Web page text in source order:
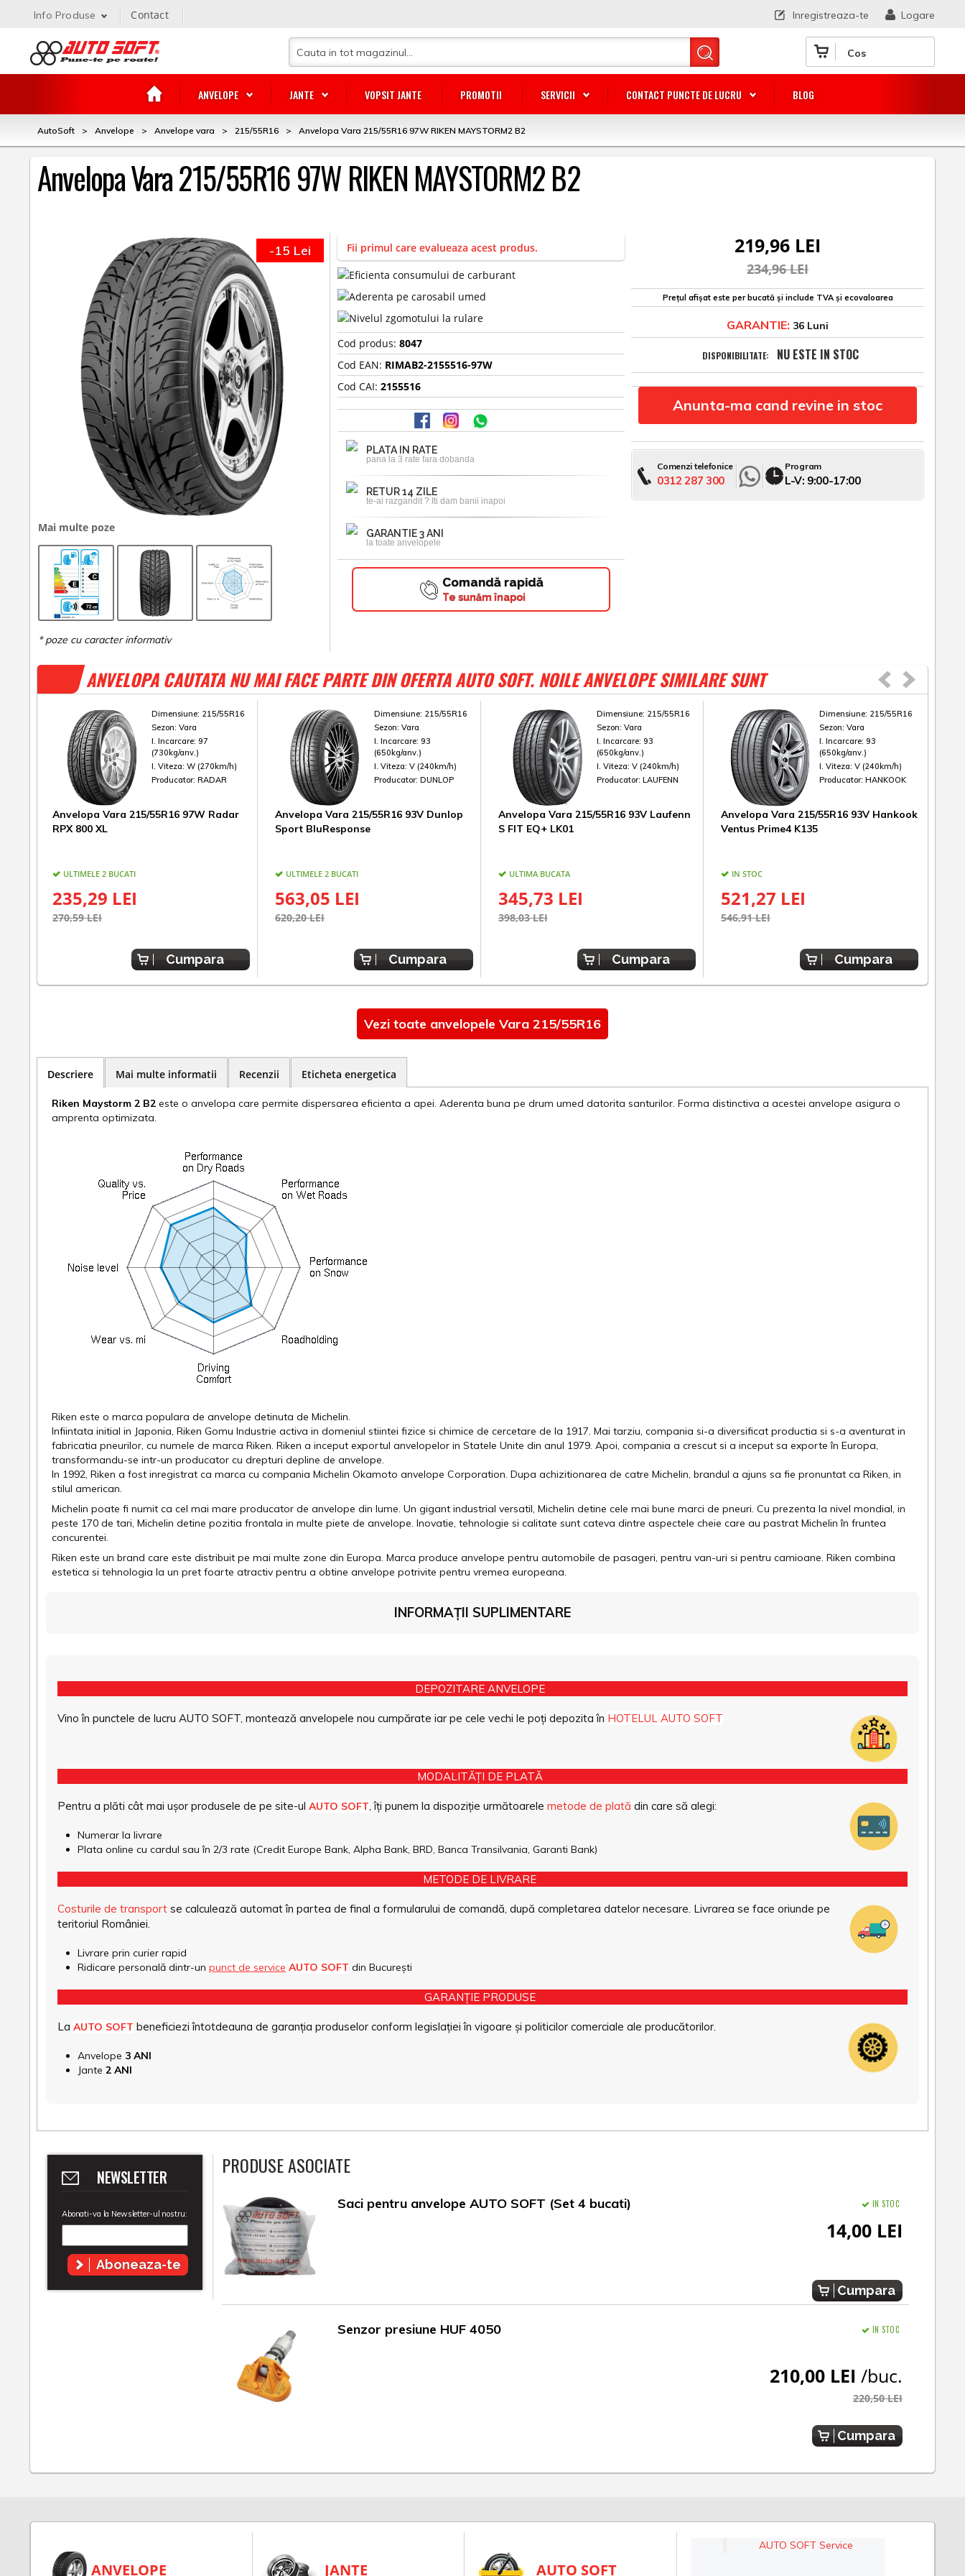
Cos
ANVELOPE JANTE VOPSIT JANTE PROMOTII SERVICII CONTACT PUNCTE DE LUCRU BLOG
Logare
Inregistreaza-te
Info Produse Contact
AutoSoft > Anvelope > Anvelope vara > 215/55R16 > Anvelopa Vara 215/55R16 97W RIKEN MAYSTORM2 B2
Anvelopa Vara 215/55R16 97W RIKEN MAYSTORM2 B2
Mai multe poze
-15 Lei Fii primul care evalueaza acest produs.
Cod produs:8047
Cod EAN: RIMAB2-2155516-97W
Cod CAI:2155516
PLATA IN RATE
pana la 3 rate fara dobanda
RETUR 14 ZILE
te-ai razgandit ? Iti dam banii inapoi
GARANTIE 3 ANI
la toate anvelopele
Comandă rapidă
Te sunăm înapoi
219,96 LEI
234,96 LEI
Prețul afișat este per bucată și include TVA și ecovaloarea
GARANTIE: 36 Luni
DISPONIBILITATE: NU ESTE IN STOC
Anunta-ma cand revine in stoc
Comenzi telefonice
0312 287 300
Program
L-V: 9:00-17:00
ANVELOPA CAUTATA NU MAI FACE PARTE DIN OFERTA AUTO SOFT. NOILE ANVELOPE SIMILARE SUNT
Dimensiune: 215/55R16
Sezon: Vara
I. Incarcare: 97
(730kg/anv.)
I. Viteza: W (270km/h)
Producator: RADAR
Anvelopa Vara 215/55R16 97W Radar
RPX 800 XL
ULTIMELE 2 BUCATI
235,29 LEI
270,59 LEI
Cumpara
Dimensiune: 215/55R16
Sezon: Vara
I. Incarcare: 93
(650kg/anv.)
I. Viteza: V (240km/h)
Producator: DUNLOP
Anvelopa Vara 215/55R16 93V Dunlop
Sport BluResponse
ULTIMELE 2 BUCATI
563,05 LEI
620,20 LEI
Cumpara
Dimensiune: 215/55R16
Sezon:Vara
I. Incarcare:93
(650kg/anv.)
I. Viteza:V (240km/h)
Producator:LAUFENN
Anvelopa Vara 215/55R16 93V Laufenn
S FIT EQ+ LK01
ULTIMA BUCATA
345,73 LEI
398,03 LEI
Cumpara
Dimensiune: 215/55R16
Sezon:Vara
I. Incarcare:93
(650kg/anv.)
I. Viteza:V (240km/h)
Producator:HANKOOK
Anvelopa Vara 215/55R16 93V Hankook
Ventus Prime4 K135
IN STOC
521,27 LEI
546,91 LEI
Cumpara
Vezi toate anvelopele Vara 215/55R16
Descriere Mai multe informatii Recenzii Eticheta energetica
Riken Maystorm 2 B2 este o anvelopa care permite dispersarea eficienta a apei. Aderenta buna pe drum umed datorita santurilor. Forma distinctiva a acestei anvelope asigura o
amprenta optimizata.
Riken este o marca populara de anvelope detinuta de Michelin.
Infiintata initial in Japonia, Riken Gomu Industrie activa in domeniul stiintei fizice si chimice de cercetare de la 1917. Mai tarziu, compania si-a diversificat productia si s-a aventurat in
fabricatia pneurilor, cu numele de marca Riken. Riken a inceput exportul anvelopelor in Statele Unite din anul 1979. Apoi, compania a crescut si a inceput sa exporte în Europa,
transformandu-se intr-un producator cu drepturi depline de anvelope.
In 1992, Riken a fost inregistrat ca marca cu compania Michelin Okamoto anvelope Corporation. Dupa achizitionarea de catre Michelin, brandul a ajuns sa fie pronuntat ca Riken, in
stilul american.
Michelin poate fi numit ca cel mai mare producator de anvelope din lume. Un gigant industrial versatil, Michelin detine cele mai bune marci de pneuri. Cu prezenta la nivel mondial, in
peste 170 de tari, Michelin detine pozitia frontala in multe piete de anvelope. Inovatie, tehnologie si calitate sunt cateva dintre aspectele cheie care au pastrat Michelin în fruntea
concurentei.
Riken este un brand care este distribuit pe mai multe zone din Europa. Marca produce anvelope pentru automobile de pasageri, pentru van-uri si pentru camioane. Riken combina
estetica si tehnologia la un pret foarte atractiv pentru a obtine anvelope potrivite pentru vremea europeana.
INFORMAȚII SUPLIMENTARE
DEPOZITARE ANVELOPE
Vino în punctele de lucru AUTO SOFT, montează anvelopele nou cumpărate iar pe cele vechi le poți depozita în HOTELUL AUTO SOFT
MODALITĂȚI DE PLATĂ
Pentru a plăti cât mai ușor produsele de pe site-ul AUTO SOFT, îți punem la dispoziție următoarele metode de plată din care să alegi:
Numerar la livrare
Plata online cu cardul sau în 2/3 rate (Credit Europe Bank, Alpha Bank, BRD, Banca Transilvania, Garanti Bank)
METODE DE LIVRARE
Costurile de transport se calculează automat în partea de final a formularului de comandă, după completarea datelor necesare. Livrarea se face oriunde pe
teritoriul României.
Livrare prin curier rapid
Ridicare personală dintr-un punct de service AUTO SOFT din București
GARANȚIE PRODUSE
La AUTO SOFT beneficiezi întotdeauna de garanția produselor conform legislației în vigoare și politicilor comerciale ale producătorilor.
Anvelope 3 ANI
Jante 2 ANI
NEWSLETTER
Abonati-va la Newsletter-ul nostru:
Aboneaza-te
PRODUSE ASOCIATE
Saci pentru anvelope AUTO SOFT (Set 4 bucati) IN STOC
14,00 LEI
Cumpara
Senzor presiune HUF 4050 IN STOC
210,00 LEI /buc.
220,50 LEI
Cumpara
ANVELOPE JANTE AUTO SOFT
AUTO SOFT Service